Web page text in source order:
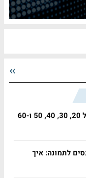
לתמונה: איך